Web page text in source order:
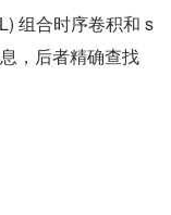
组合时序卷积和 s
，后者精确查找